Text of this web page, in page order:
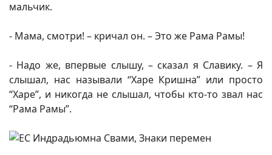
мальчик.
- Мама, смотри! – кричал он. – Это же Рама Рамы!
- Надо же, впервые слышу, – сказал я Славику. – Я
слышал, нас называли “Харе Кришна” или просто
“Харе”, и никогда не слышал, чтобы кто-то звал нас
“Рама Рамы”.